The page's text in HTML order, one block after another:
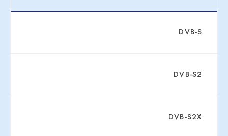
DVB-S
DVB-S2
DVB-S2X